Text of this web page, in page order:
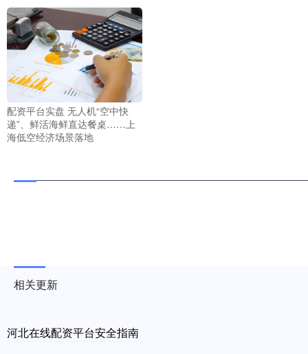
配资平台实盘 无人机“空中快
递”、鲜活海鲜直达餐桌……上
海低空经济场景落地
相关更新
河北在线配资平台安全指南